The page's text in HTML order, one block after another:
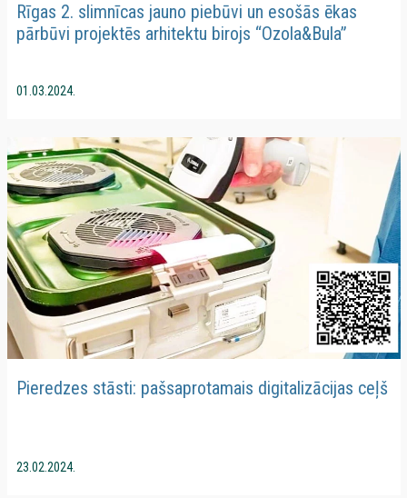
Rīgas 2. slimnīcas jauno piebūvi un esošās ēkas
pārbūvi projektēs arhitektu birojs “Ozola&Bula”
01.03.2024.
Pieredzes stāsti: pašsaprotamais digitalizācijas ceļš
23.02.2024.